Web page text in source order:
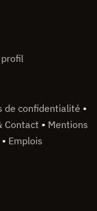
de confidentialité •
Contact • Mentions
• Emplois